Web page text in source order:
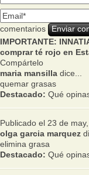
comentarios
IMPORTANTE:
comprar té rojo en
Compártelo
maria mansilla dice...
quemar grasas
Destacado: Qué
Publicado el 23 de
olga garcia marquez
elimina grasa
Destacado: Qué